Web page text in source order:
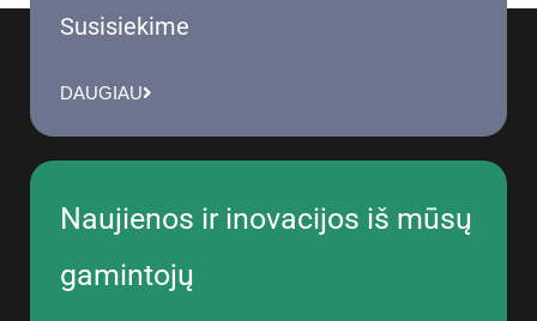
Susisiekime
DAUGIAU
Naujienos ir inovacijos iš mūsų
gamintojų